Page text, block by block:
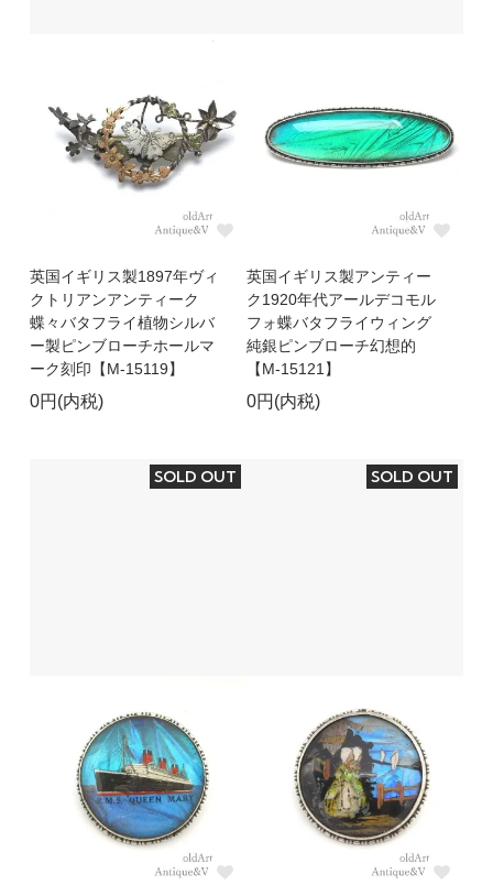
英国イギリス製1897年ヴィ
クトリアンアンティーク
蝶々バタフライ植物シルバ
ー製ピンブローチホールマ
ーク刻印【M-15119】
0円(内税)
英国イギリス製アンティー
ク1920年代アールデコモル
フォ蝶バタフライウィング
純銀ピンブローチ幻想的
【M-15121】
0円(内税)
SOLD OUT SOLD OUT